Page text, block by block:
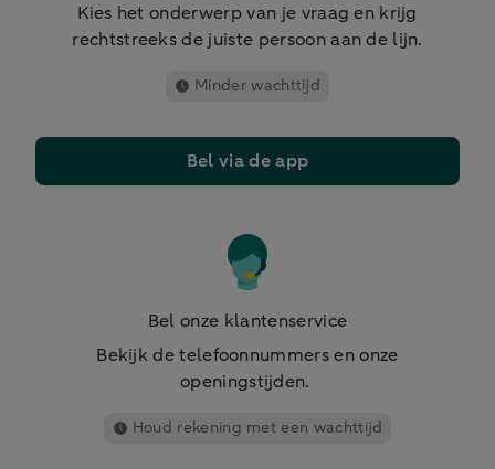
Kies het onderwerp van je vraag en krijg
rechtstreeks de juiste persoon aan de lijn.
Minder wachttijd
Bel via de app
Bel onze klantenservice
Bekijk de telefoonnummers en onze
openingstijden.
Houd rekening met een wachttijd